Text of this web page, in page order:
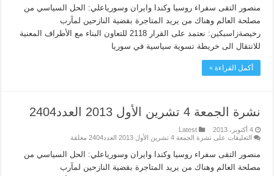
منصور التقى سفراء روسيا وكندا وايران وسورياعلي: الحل السياسي من
مصلحة العالم وهناك من يريد المتاجرة بقضية النازحين لمآرب
رخيصةزاسبكين: نعتمد على القرار 2118 للتعاون البناء مع الأطراف المعنية
للانتقال الى خريطة تسوية سياسية في سوريا
أكمل القراءة »
نشرة الجمعة 4 تشرين الأول 2013 العدد2404
4 أكتوبر، 2013
Latest
التعليقات على نشرة الجمعة 4 تشرين الأول 2013 العدد2404 مغلقة
منصور التقى سفراء روسيا وكندا وايران وسورياعلي: الحل السياسي من
مصلحة العالم وهناك من يريد المتاجرة بقضية النازحين لمآرب